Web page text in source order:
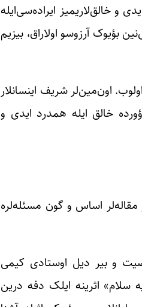
و خالق‌لاریمیز ایراده‌سی‌ایله
بؤیوک آرزوسو اولاراق، بیزیم
اون‌مین‌لر شریف اینسانلار
خالق ایله همدرد ایدی و
مقاله‌لر اساس و گون مسئله‌لره
و بیر دیل اوستادی کیمی
سلام» اثرینه ایلک دفه درین